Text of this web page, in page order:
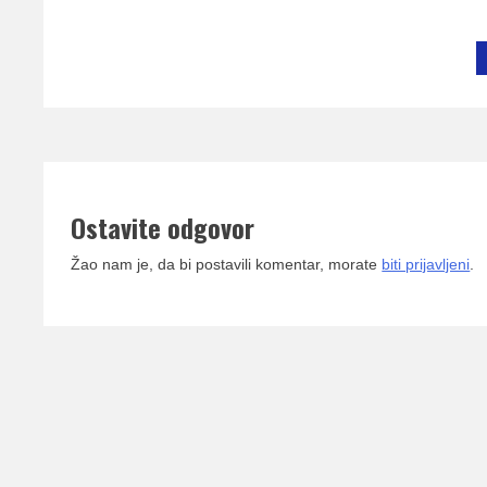
Ostavite odgovor
Žao nam je, da bi postavili komentar, morate biti prijavljeni